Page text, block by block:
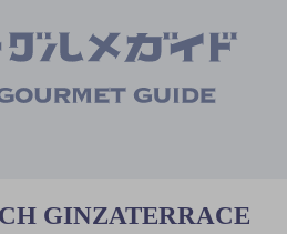
GINZATERRACE